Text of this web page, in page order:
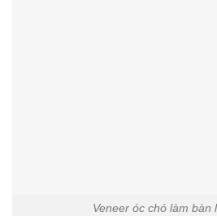
Veneer óc chó làm bàn